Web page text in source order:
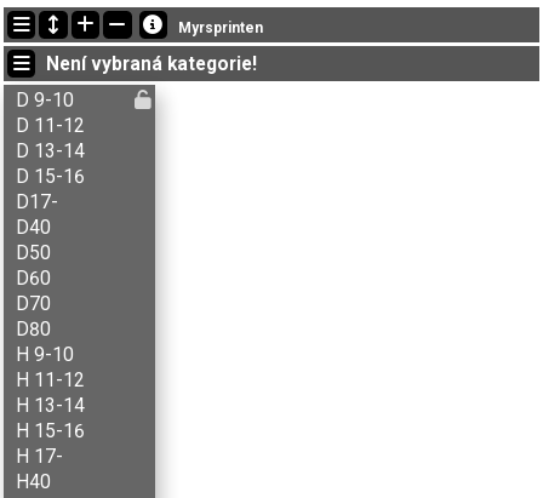
Nejnovější změny
12:22:56: Vegard R. Huber (A-åpen) doběhl v čase 20:06 (1)
12:06:34: Kjersti Rønning (A-åpen) doběhl v čase 25:01 (3)
11:34:35: Lars Skramstad (B-åpen) doběhl v čase 25:45 (6)
Myrsprinten
Není vybraná kategorie!
D 9-10
D 11-12
D 13-14
D 15-16
D17-
D40
D50
D60
D70
D80
H 9-10
H 11-12
H 13-14
H 15-16
H 17-
H40